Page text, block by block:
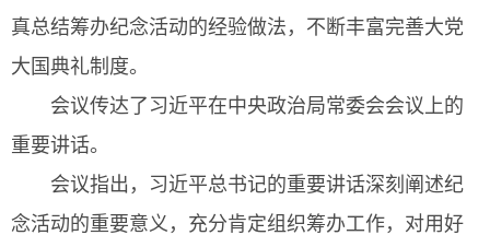
真总结筹办纪念活动的经验做法，不断丰富完善大党
大国典礼制度。
会议传达了习近平在中央政治局常委会会议上的
重要讲话。
会议指出，习近平总书记的重要讲话深刻阐述纪
念活动的重要意义，充分肯定组织筹办工作，对用好